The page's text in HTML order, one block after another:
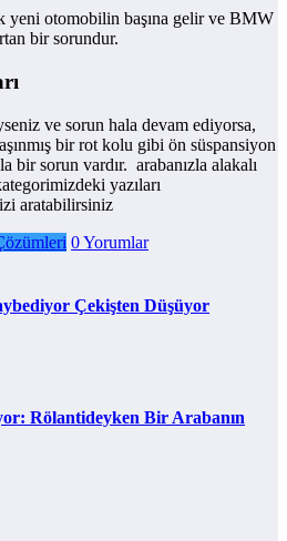
yeni otomobilin başına gelir ve BMW
bir sorundur.
ve sorun hala devam ediyorsa,
bir rot kolu gibi ön süspansiyon
bir sorun vardır. arabanızla alakalı
yazıları
aratabilirsiniz
0 Yorumlar
Çekişten Düşüyor
Rölantideyken Bir Arabanın